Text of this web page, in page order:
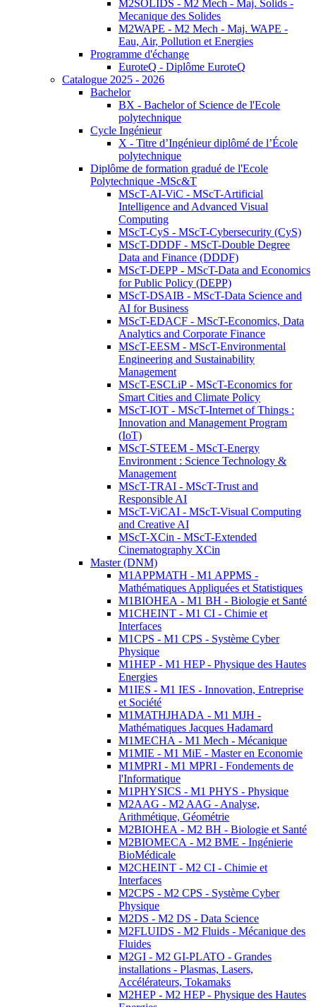
M2SOLIDS - M2 Mech - Maj. Solids -
Mecanique des Solides
M2WAPE - M2 Mech - Maj. WAPE -
Eau, Air, Pollution et Energies
Programme d'échange
EuroteQ - Diplôme EuroteQ
Catalogue 2025 - 2026
Bachelor
BX - Bachelor of Science de l'Ecole
polytechnique
Cycle Ingénieur
X - Titre d’Ingénieur diplômé de l’École
polytechnique
Diplôme de formation gradué de l'Ecole
Polytechnique -MSc&T
MScT-AI-ViC - MScT-Artificial
Intelligence and Advanced Visual
Computing
MScT-CyS - MScT-Cybersecurity (CyS)
MScT-DDDF - MScT-Double Degree
Data and Finance (DDDF)
MScT-DEPP - MScT-Data and Economics
for Public Policy (DEPP)
MScT-DSAIB - MScT-Data Science and
AI for Business
MScT-EDACF - MScT-Economics, Data
Analytics and Corporate Finance
MScT-EESM - MScT-Environmental
Engineering and Sustainability
Management
MScT-ESCLiP - MScT-Economics for
Smart Cities and Climate Policy
MScT-IOT - MScT-Internet of Things :
Innovation and Management Program
(IoT)
MScT-STEEM - MScT-Energy
Environment : Science Technology &
Management
MScT-TRAI - MScT-Trust and
Responsible AI
MScT-ViCAI - MScT-Visual Computing
and Creative AI
MScT-XCin - MScT-Extended
Cinematography XCin
Master (DNM)
M1APPMATH - M1 APPMS -
Mathématiques Appliquées et Statistiques
M1BIOHEA - M1 BH - Biologie et Santé
M1CHEINT - M1 CI - Chimie et
Interfaces
M1CPS - M1 CPS - Système Cyber
Physique
M1HEP - M1 HEP - Physique des Hautes
Energies
M1IES - M1 IES - Innovation, Entreprise
et Société
M1MATHJHADA - M1 MJH -
Mathématiques Jacques Hadamard
M1MECHA - M1 Mech - Mécanique
M1MIE - M1 MiE - Master en Economie
M1MPRI - M1 MPRI - Fondements de
l'Informatique
M1PHYSICS - M1 PHYS - Physique
M2AAG - M2 AAG - Analyse,
Arithmétique, Géométrie
M2BIOHEA - M2 BH - Biologie et Santé
M2BIOMECA - M2 BME - Ingénierie
BioMédicale
M2CHEINT - M2 CI - Chimie et
Interfaces
M2CPS - M2 CPS - Système Cyber
Physique
M2DS - M2 DS - Data Science
M2FLUIDS - M2 Fluids - Mécanique des
Fluides
M2GI - M2 GI-PLATO - Grandes
installations - Plasmas, Lasers,
Accélérateurs, Tokamaks
M2HEP - M2 HEP - Physique des Hautes